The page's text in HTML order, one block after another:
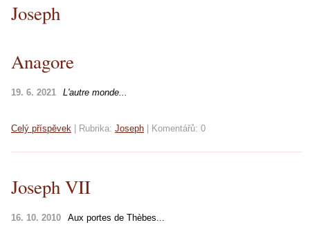
Joseph
Anagore
19. 6. 2021 L'autre monde...
Celý příspěvek Rubrika: Joseph Komentářů: 0
Joseph VII
16. 10. 2010 Aux portes de Thèbes...